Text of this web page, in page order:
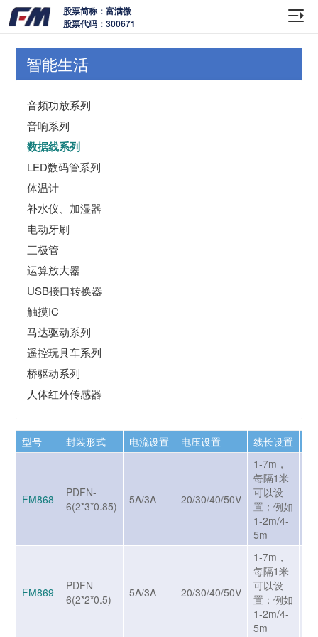
股票简称：富满微
股票代码：300671
智能生活
音频功放系列
音响系列
数据线系列
LED数码管系列
体温计
补水仪、加湿器
电动牙刷
三极管
运算放大器
USB接口转换器
触摸IC
马达驱动系列
遥控玩具车系列
桥驱动系列
人体红外传感器
型号 封装形式 电流设置 电压设置 线长设置
FM868
PDFN-
6(2*3*0.85)
5A/3A 20/30/40/50V
1-7m，
每隔1米
可以设
置；例如
1-2m/4-
5m
FM869
PDFN-
6(2*2*0.5)
5A/3A 20/30/40/50V
1-7m，
每隔1米
可以设
置；例如
1-2m/4-
5m